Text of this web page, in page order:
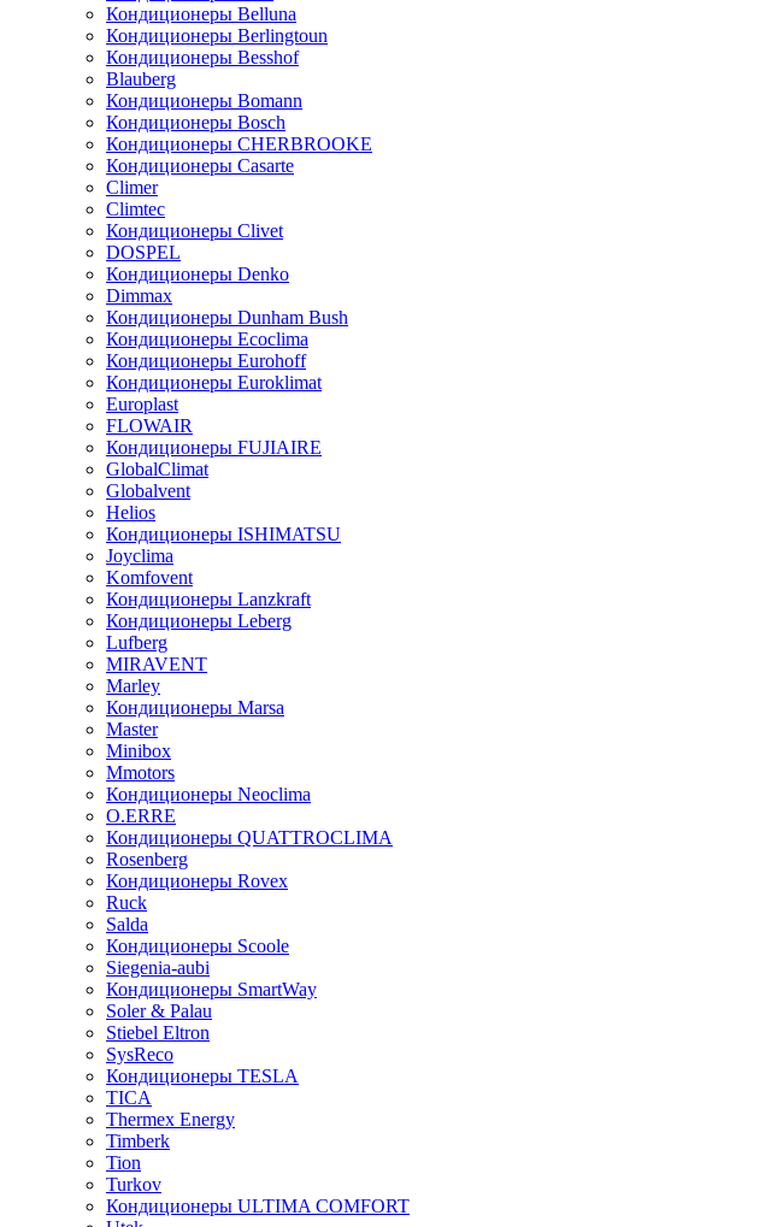
Кондиционеры Belluna
Кондиционеры Berlingtoun
Кондиционеры Besshof
Blauberg
Кондиционеры Bomann
Кондиционеры Bosch
Кондиционеры CHERBROOKE
Кондиционеры Casarte
Climer
Climtec
Кондиционеры Clivet
DOSPEL
Кондиционеры Denko
Dimmax
Кондиционеры Dunham Bush
Кондиционеры Ecoclima
Кондиционеры Eurohoff
Кондиционеры Euroklimat
Europlast
FLOWAIR
Кондиционеры FUJIAIRE
GlobalClimat
Globalvent
Helios
Кондиционеры ISHIMATSU
Joyclima
Komfovent
Кондиционеры Lanzkraft
Кондиционеры Leberg
Lufberg
MIRAVENT
Marley
Кондиционеры Marsa
Master
Minibox
Mmotors
Кондиционеры Neoclima
O.ERRE
Кондиционеры QUATTROCLIMA
Rosenberg
Кондиционеры Rovex
Ruck
Salda
Кондиционеры Scoole
Siegenia-aubi
Кондиционеры SmartWay
Soler & Palau
Stiebel Eltron
SysReco
Кондиционеры TESLA
TICA
Thermex Energy
Timberk
Tion
Turkov
Кондиционеры ULTIMA COMFORT